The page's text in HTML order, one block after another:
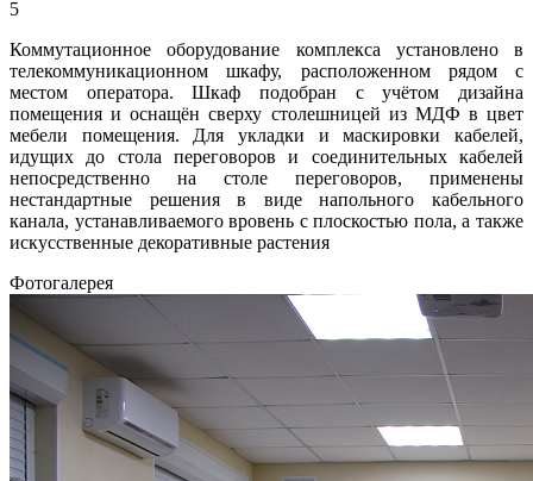
5
Коммутационное оборудование комплекса установлено в
телекоммуникационном шкафу, расположенном рядом с
местом оператора. Шкаф подобран с учётом дизайна
помещения и оснащён сверху столешницей из МДФ в цвет
мебели помещения. Для укладки и маскировки кабелей,
идущих до стола переговоров и соединительных кабелей
непосредственно на столе переговоров, применены
нестандартные решения в виде напольного кабельного
канала, устанавливаемого вровень с плоскостью пола, а также
искусственные декоративные растения
Фотогалерея